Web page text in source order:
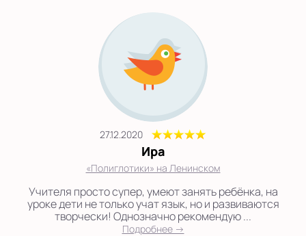
27.12.2020
Ира
«Полиглотики» на Ленинском
Учителя просто супер, умеют занять ребёнка, на
уроке дети не только учат язык, но и развиваются
творчески! Однозначно рекомендую ...
Подробнее →